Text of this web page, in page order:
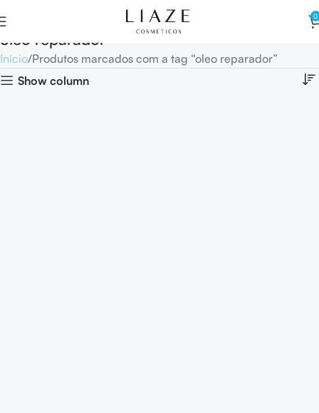
0
oleo reparador
Início Produtos marcados com a tag “oleo reparador”
Show column